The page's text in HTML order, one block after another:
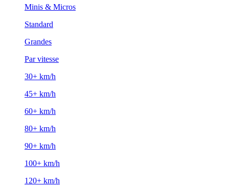
Minis & Micros
Standard
Grandes
Par vitesse
30+ km/h
45+ km/h
60+ km/h
80+ km/h
90+ km/h
100+ km/h
120+ km/h